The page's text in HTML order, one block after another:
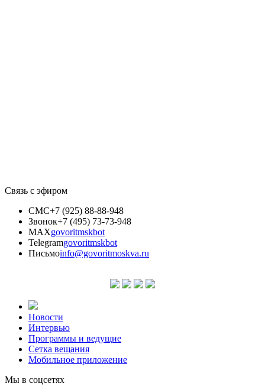
Связь с эфиром
СМС+7 (925) 88-88-948
Звонок+7 (495) 73-73-948
MAXgovoritmskbot
Telegramgovoritmskbot
Письмоinfo@govoritmoskva.ru
Новости
Интервью
Программы и ведущие
Сетка вещания
Мобильное приложение
Мы в соцсетях